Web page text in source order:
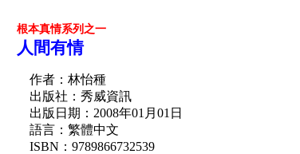
根本真情系列之一
人間有情
作者：林怡種
出版社：秀威資訊
出版日期：2008年01月01日
語言：繁體中文
ISBN：9789866732539